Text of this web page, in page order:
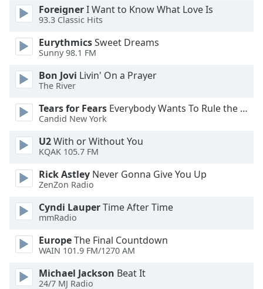
Beginning
window.
Escape
cancel
close
window.
Color
Opacity
Background
Color
ForeignerI Want to Know What Love Is
93.3 Classic Hits
EurythmicsSweet Dreams
Sunny 98.1 FM
Bon Jovi Livin' On a Prayer
The River
Tears for Fears Everybody Wants To Rule the World
Candid New York
U2With or Without You
KQAK 105.7 FM
Rick Astley Never Gonna Give You Up
ZenZon Radio
Cyndi LauperTime After Time
mmRadio
EuropeThe Final Countdown
WAIN 101.9 FM/1270 AM
Michael Jackson Beat It
24/7 MJ Radio